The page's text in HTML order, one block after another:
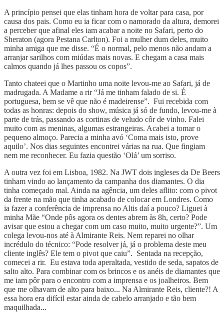
A princípio pensei que elas tinham hora de voltar para casa, por
causa dos pais. Como eu ia ficar com o namorado da altura, demorei
a perceber que afinal eles iam acabar a noite no Safari, perto do
Sheraton (agora Pestana Carlton). Foi a mulher dum deles, muito
minha amiga que me disse. “É o normal, pelo menos não andam a
arranjar sarilhos com miúdas mais novas. E chegam a casa mais
calmos quando já lhes passou os copos”.
Tanto chateei que o Martinho uma noite levou-me ao Safari, já de
madrugada. A Madame a rir “Já me tinham falado de si. É
portuguesa, bem se vê que não é madeirense”. Fui recebida com
todas as honras: depois do show, música já só de fundo, levou-me à
parte de trás, passando as cortinas de veludo côr de vinho. Falei
muito com as meninas, algumas estrangeiras. Acabei a tomar o
pequeno almoço. Parecia a minha avó ‘Coma mais isto, prove
aquilo’. Nos dias seguintes encontrei várias na rua. Que fingiam
nem me reconhecer. Eu fazia questão ‘Olá’ um sorriso.
A outra vez foi em Lisboa, 1982. Na JWT dois ingleses da De Beers
tinham vindo ao lançamento da campanha dos diamantes. O dia
tinha começado mal. Ainda na agência, um deles aflito: com o pivot
da frente na mão que tinha acabado de colocar em Londres. Como
ia fazer a conferência de imprensa no Altis daí a pouco? Liguei à
minha Mãe “Onde pôs agora os dentes abrem às 8h, certo? Pode
avisar que estou a chegar com um caso muito, muito urgente?”. Um
colega levou-nos até à Almirante Reis. Nem reparei no olhar
incrédulo do técnico: “Pode resolver já, já o problema deste meu
cliente inglês? Ele tem o pivot que caiu”. Sentada na recepção,
comecei a rir. Eu estava toda aperaltada, vestido de seda, sapatos de
salto alto. Para combinar com os brincos e os anéis de diamantes que
me iam pôr para o encontro com a imprensa e os joalheiros. Bem
que me olhavam de alto para baixo... Na Almirante Reis, cliente?! A
essa hora era difícil estar ainda de cabelo arranjado e tão bem
maquilhada...